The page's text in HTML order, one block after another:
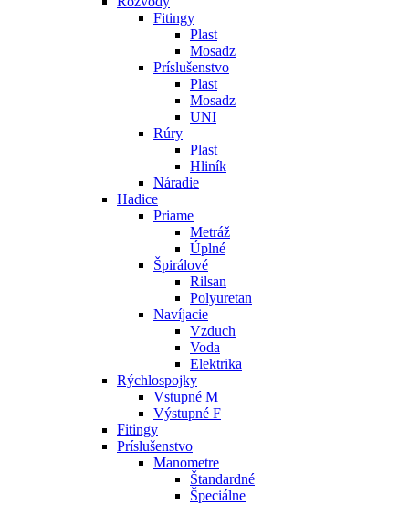
Fitingy
Plast
Mosadz
Príslušenstvo
Plast
Mosadz
UNI
Rúry
Plast
Hliník
Náradie
Hadice
Priame
Metráž
Úplné
Špirálové
Rilsan
Polyuretan
Navíjacie
Vzduch
Voda
Elektrika
Rýchlospojky
Vstupné M
Výstupné F
Fitingy
Príslušenstvo
Manometre
Štandardné
Špeciálne